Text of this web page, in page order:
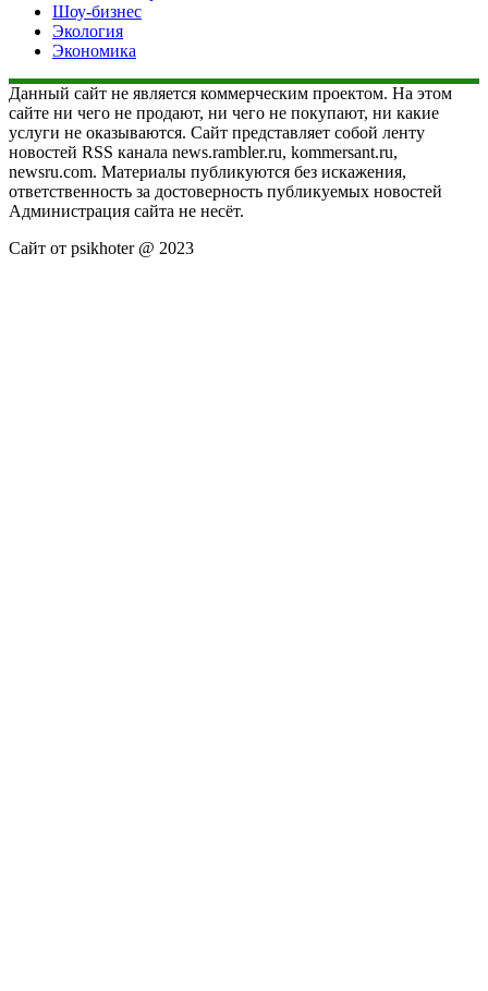
Шоу-бизнес
Экология
Экономика
Данный сайт не является коммерческим проектом. На этом
сайте ни чего не продают, ни чего не покупают, ни какие
услуги не оказываются. Сайт представляет собой ленту
новостей RSS канала news.rambler.ru, kommersant.ru,
newsru.com. Материалы публикуются без искажения,
ответственность за достоверность публикуемых новостей
Администрация сайта не несёт.
Сайт от psikhoter @ 2023